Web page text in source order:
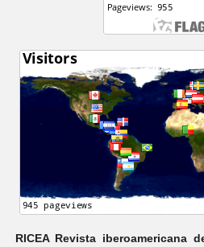
RICEA Revista iberoamericana